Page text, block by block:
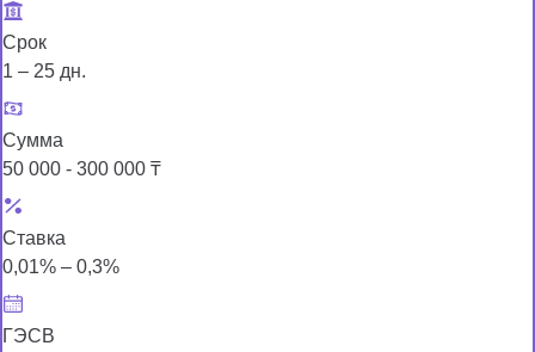
Срок
1 – 25 дн.
Сумма
50 000 - 300 000 ₸
Ставка
0,01% – 0,3%
ГЭСВ